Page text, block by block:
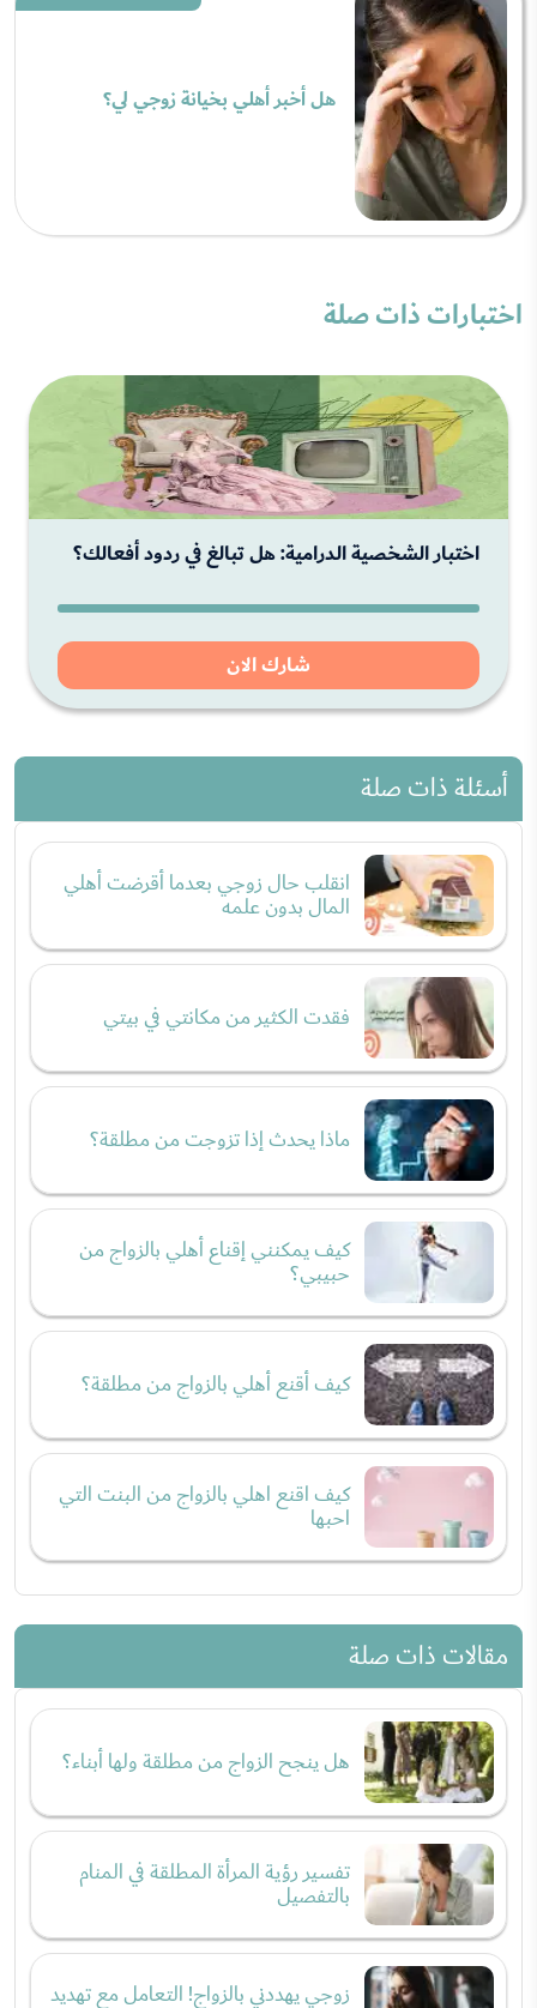
هل أخبر أهلي بخيانة زوجي لي؟
اختبارات ذات صلة
اختبار الشخصية الدرامية: هل تبالغ في ردود أفعالك؟
شارك الان
أسئلة ذات صلة
انقلب حال زوجي بعدما أقرضت أهلي
المال بدون علمه
فقدت الكثير من مكانتي في بيتي
ماذا يحدث إذا تزوجت من مطلقة؟
كيف يمكنني إقناع أهلي بالزواج من
حبيبي؟
كيف أقنع أهلي بالزواج من مطلقة؟
كيف اقنع اهلي بالزواج من البنت التي
احبها
مقالات ذات صلة
هل ينجح الزواج من مطلقة ولها أبناء؟
تفسير رؤية المرأة المطلقة في المنام
بالتفصيل
زوجي يهددني بالزواج! التعامل مع تهديد